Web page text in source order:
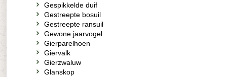
Gespikkelde duif
Gestreepte bosuil
Gestreepte ransuil
Gewone jaarvogel
Gierparelhoen
Giervalk
Gierzwaluw
Glanskop